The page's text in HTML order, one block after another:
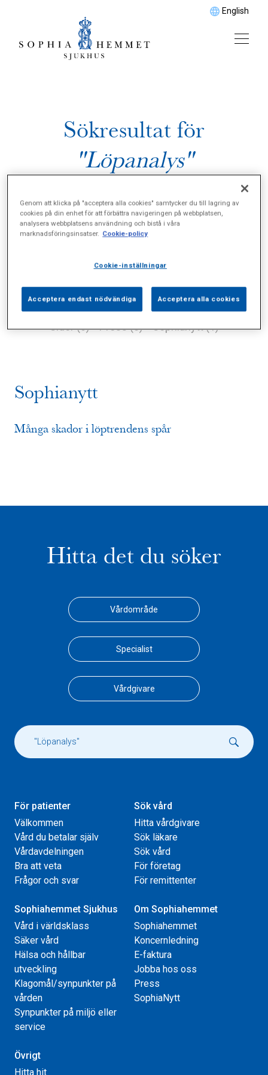
English
Sökresultat för
"Löpanalys"
Alla (2) Vårdgivare (0) Specialister (0)
Sidor (0) Press (0) Sophianytt (1)
Sophianytt
Många skador i löptrendens spår
Hitta det du söker
Vårdområde
Specialist
Vårdgivare
För patienter
Välkommen
Vård du betalar själv
Vårdavdelningen
Bra att veta
Frågor och svar
Sök vård
Hitta vårdgivare
Sök läkare
Sök vård
För företag
För remittenter
Sophiahemmet Sjukhus
Vård i världsklass
Säker vård
Hälsa och hållbar
utveckling
Klagomål/synpunkter på
vården
Synpunkter på miljö eller
service
Om Sophiahemmet
Sophiahemmet
Koncernledning
E-faktura
Jobba hos oss
Press
SophiaNytt
Övrigt
Hitta hit
Genom att klicka på "acceptera alla cookies" samtycker du till lagring av
cookies på din enhet för att förbättra navigeringen på webbplatsen,
analysera webbplatsens användning och bistå i våra
marknadsföringsinsatser. Cookie-policy
Cookie-inställningar
Acceptera endast nödvändiga Acceptera alla cookies